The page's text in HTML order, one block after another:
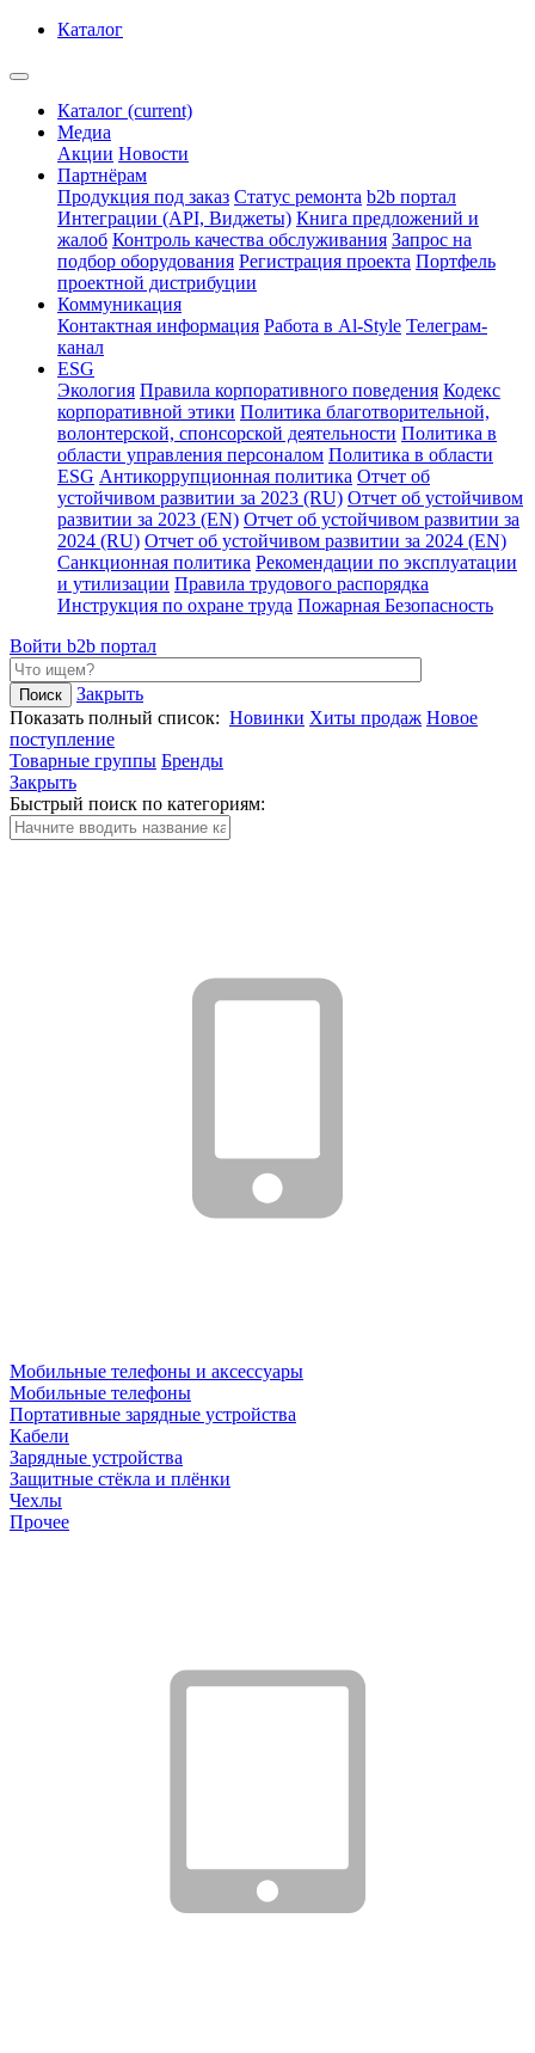
Каталог
Каталог (current)
Медиа
Акции Новости
Партнёрам
Продукция под заказ Статус ремонта b2b портал
Интеграции (API, Виджеты) Книга предложений и
жалоб Контроль качества обслуживания Запрос на
подбор оборудования Регистрация проекта Портфель
проектной дистрибуции
Коммуникация
Контактная информация Работа в Al-Style Телеграм-
канал
ESG
Экология Правила корпоративного поведения Кодекс
корпоративной этики Политика благотворительной,
волонтерской, спонсорской деятельности Политика в
области управления персоналом Политика в области
ESG Антикоррупционная политика Отчет об
устойчивом развитии за 2023 (RU) Отчет об устойчивом
развитии за 2023 (EN) Отчет об устойчивом развитии за
2024 (RU) Отчет об устойчивом развитии за 2024 (EN)
Санкционная политика Рекомендации по эксплуатации
и утилизации Правила трудового распорядка
Инструкция по охране труда Пожарная Безопасность
Войти b2b портал
Закрыть
Показать полный список: Новинки Хиты продаж Новое
поступление
Товарные группы Бренды
Закрыть
Быстрый поиск по категориям:
Мобильные телефоны и аксессуары
Мобильные телефоны
Портативные зарядные устройства
Кабели
Зарядные устройства
Защитные стёкла и плёнки
Чехлы
Прочее